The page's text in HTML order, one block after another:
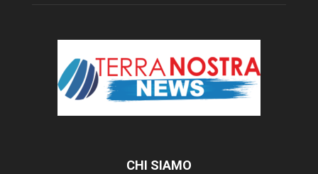
CHI SIAMO